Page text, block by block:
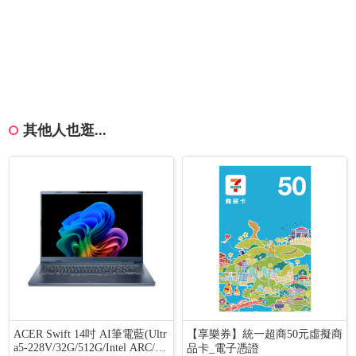
其他人也逛...
ACER Swift 14吋 AI筆電藍(Ultr
a5-228V/32G/512G/Intel ARC/W
【享樂券】統一超商50元虛擬商
品卡_電子憑證